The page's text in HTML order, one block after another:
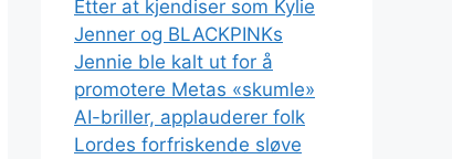
Etter at kjendiser som Kylie
Jenner og BLACKPINKs
Jennie ble kalt ut for å
promotere Metas «skumle»
AI-briller, applauderer folk
Lordes forfriskende sløve